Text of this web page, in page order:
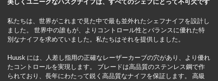
美しくユニークなハスクナイフは、すべてのシェフにとって不可欠です
私たちは、世界がこれまで見た中で最も並外れたシェフナイフを設計し
ました。 世界中の誰もが、よりコントロール性とバランスに優れた特
別なナイフを求めていました。私たちはそれを提供しました。
Huusk には、人差し指用の正確なレーザーカーブの穴があり、より優れ
たコントロールを実現します。 ブレードは高品質のステンレス鋼で作
られており、長年にわたって鋭く高品質なナイフを保証します。 高級